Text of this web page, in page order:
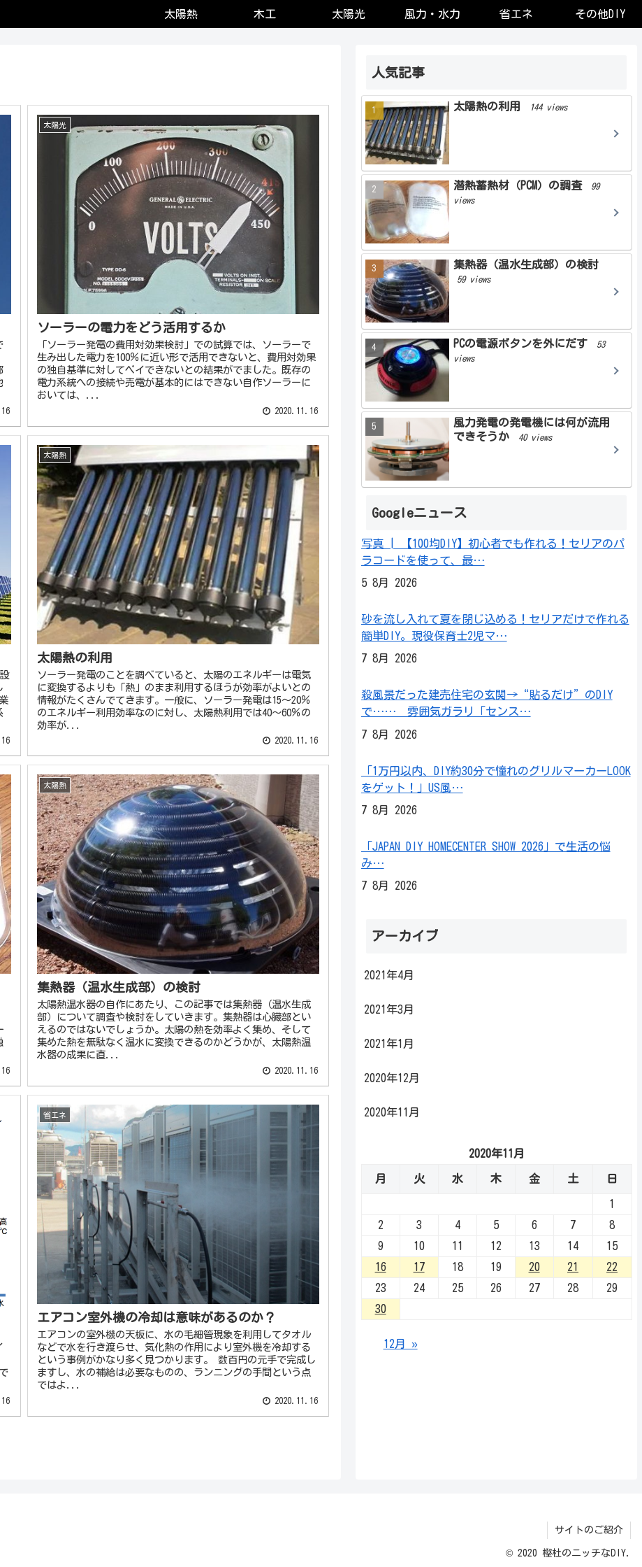
太陽熱 木工 太陽光 風力・水力 省エネ その他DIY
太陽光
ソーラーの電力をどう活用するか
「ソーラー発電の費用対効果検討」での試算では、ソーラーで
生み出した電力を100％に近い形で活用できないと、費用対効果
の独自基準に対してペイできないとの結果がでました。既存の
電力系統への接続や売電が基本的にはできない自作ソーラーに
おいては、...
2020.11.16
太陽熱
太陽熱の利用
ソーラー発電のことを調べていると、太陽のエネルギーは電気
に変換するよりも「熱」のまま利用するほうが効率がよいとの
情報がたくさんでてきます。一般に、ソーラー発電は15～20％
のエネルギー利用効率なのに対し、太陽熱利用では40～60％の
効率が...
2020.11.16
太陽熱
集熱器（温水生成部）の検討
太陽熱温水器の自作にあたり、この記事では集熱器（温水生成
部）について調査や検討をしていきます。集熱器は心臓部とい
えるのではないでしょうか。太陽の熱を効率よく集め、そして
集めた熱を無駄なく温水に変換できるのかどうかが、太陽熱温
水器の成果に直...
2020.11.16
省エネ
エアコン室外機の冷却は意味があるのか？
エアコンの室外機の天板に、水の毛細管現象を利用してタオル
などで水を行き渡らせ、気化熱の作用により室外機を冷却する
という事例がかなり多く見つかります。 数百円の元手で完成し
ますし、水の補給は必要なものの、ランニングの手間という点
ではよ...
2020.11.16
人気記事
太陽熱の利用 144 views
潜熱蓄熱材（PCM）の調査
99
views
集熱器（温水生成部）の検討
59 views
PCの電源ボタンを外にだす
53
views
風力発電の発電機には何が流用
できそうか
40 views
Googleニュース
写真 | 【100均DIY】初心者でも作れる！セリアのパ
ラコードを使って、最…
5 8月 2026
砂を流し入れて夏を閉じ込める！セリアだけで作れる
簡単DIY。現役保育士2児マ…
7 8月 2026
殺風景だった建売住宅の玄関→“貼るだけ”のDIY
で…… 雰囲気ガラリ「センス…
7 8月 2026
「1万円以内、DIY約30分で憧れのグリルマーカーLOOK
をゲット！」US風…
7 8月 2026
「JAPAN DIY HOMECENTER SHOW 2026」で生活の悩
み…
7 8月 2026
アーカイブ
2021年4月
2021年3月
2021年1月
2020年12月
2020年11月
2020年11月
月 火 水 木 金 土 日
1
2
3 4 5 6 7
8
9
10 11 12 13 14
15
16
17 18 19 20 21
22
23
24 25 26 27 28
29
30
12月 »
サイトのご紹介
© 2020 樫杜のニッチなDIY.